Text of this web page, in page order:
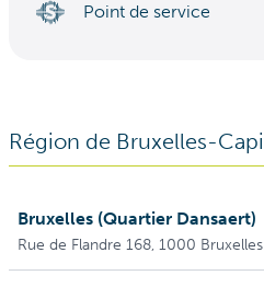
Point de service
Région de Bruxelles-
Bruxelles (Quartier Dansaert)
Rue de Flandre 168, 1000 Bruxelles